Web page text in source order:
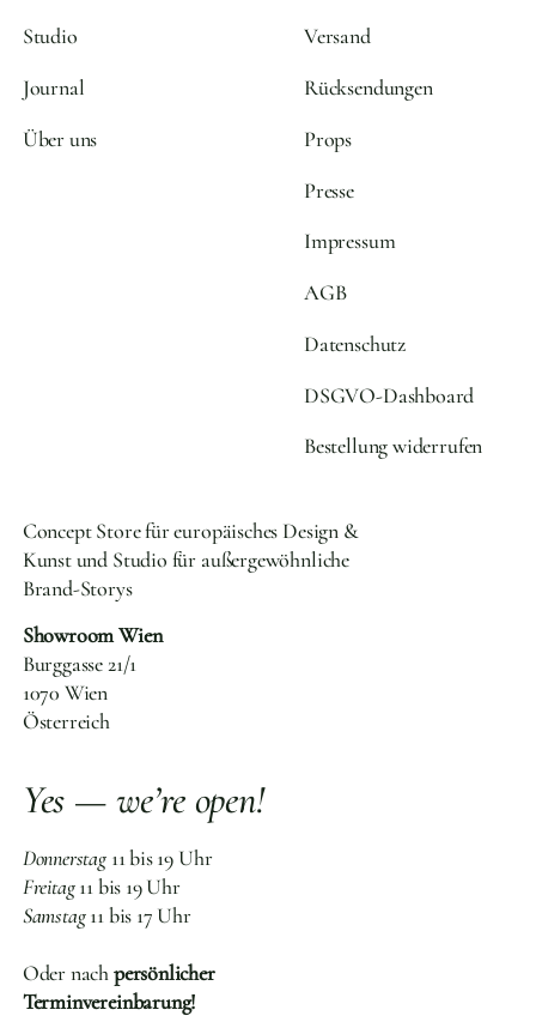
Studio
Journal
Über uns
Versand
Rücksendungen
Props
Presse
Impressum
AGB
Datenschutz
DSGVO-Dashboard
Bestellung widerrufen
Concept Store für europäisches Design &
Kunst und Studio für außergewöhnliche
Brand-Storys
Showroom Wien
Burggasse 21/1
1070 Wien
Österreich
Yes — we’re open!
Donnerstag11 bis 19 Uhr
Freitag11 bis 19 Uhr
Samstag11 bis 17 Uhr
Oder nachpersönlicher
Terminvereinbarung!